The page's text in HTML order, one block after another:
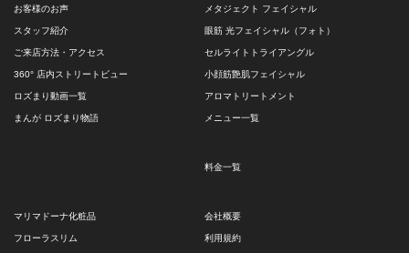
お客様のお声
スタッフ紹介
ご来店方法・アクセス
360° 店内ストリートビュー
ロズまり動画一覧
まんが ロズまり物語
メタジェクト フェイシャル
眼筋 光フェイシャル（フォト）
セルライトトライアングル
小顔筋艶肌フェイシャル
アロマトリートメント
メニュー一覧
料金一覧
マリマドーナ化粧品
フローラスリム
会社概要
利用規約